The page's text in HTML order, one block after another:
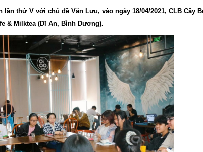
thứ V với chủ đề Văn Lưu, vào ngày 18/04/2021, CLB Cây
& Milktea (Dĩ An, Bình Dương).